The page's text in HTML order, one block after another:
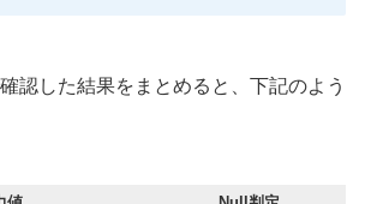
認した結果をまとめると、下記のよう